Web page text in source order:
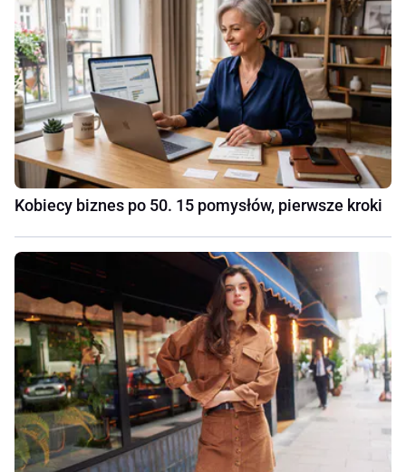
Kobiecy biznes po 50. 15 pomysłów, pierwsze kroki